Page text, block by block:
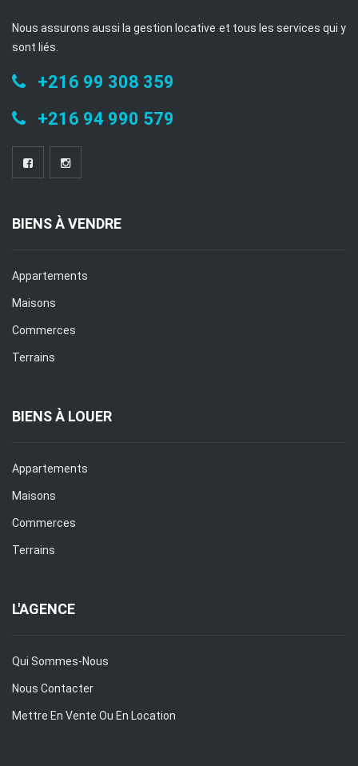
Nous assurons aussi la gestion locative et tous les services qui y
sont liés.
+216 99 308 359
+216 94 990 579
BIENS À VENDRE
Appartements
Maisons
Commerces
Terrains
BIENS À LOUER
Appartements
Maisons
Commerces
Terrains
L'AGENCE
Qui Sommes-Nous
Nous Contacter
Mettre En Vente Ou En Location